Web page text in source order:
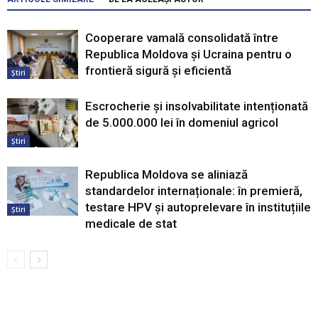
Știri
Cooperare vamală consolidată între
Republica Moldova și Ucraina pentru o
frontieră sigură și eficientă
Știri
Escrocherie și insolvabilitate intenționată
de 5.000.000 lei în domeniul agricol
Știri
Republica Moldova se aliniază
standardelor internaționale: în premieră,
testare HPV și autoprelevare în instituțiile
medicale de stat